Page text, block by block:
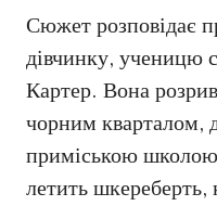
Сюжет розповідає
дівчинку, ученицю
Картер. Вона
чорним кварталом,
приміською
летить шкереберть,